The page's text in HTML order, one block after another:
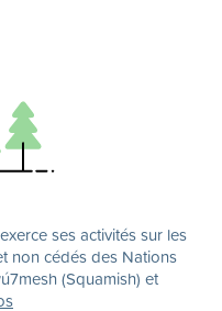
ses activités sur les
non cédés des Nations
(Squamish) et